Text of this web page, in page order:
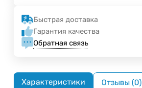
Быстрая доставка
Гарантия качества
Обратная связь
Характеристики Отзывы (0)